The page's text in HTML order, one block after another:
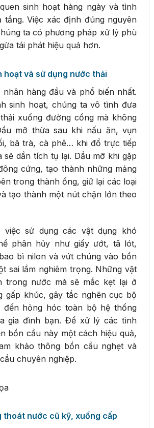
sinh hoạt hàng ngày và tình
tầng. Việc xác định đúng nguyên
ta có phương pháp xử lý phù
tái phát hiệu quả hơn.
hoạt và sử dụng nước thải
hàng đầu và phổ biến nhất.
sinh hoạt, chúng ta vô tình đưa
xuống đường cống mà không
mỡ thừa sau khi nấu ăn, vụn
bã trà, cà phê… khi đổ trực tiếp
sẽ dần tích tụ lại. Dầu mỡ khi gặp
cứng, tạo thành những mảng
trong thành ống, giữ lại các loại
tạo thành một nút chặn lớn theo
việc sử dụng các vật dụng khó
phân hủy như giấy ướt, tã lót,
bì nilon và vứt chúng vào bồn
sai lầm nghiêm trọng. Những vật
trong nước mà sẽ mắc kẹt lại ở
gấp khúc, gây tắc nghẽn cục bộ
đến hỏng hóc toàn bộ hệ thống
gia đình bạn. Để xử lý các tình
bồn cầu này một cách hiệu quả,
khảo thông bồn cầu nghẹt và
chuyên nghiệp.
thoát nước cũ kỹ, xuống cấp